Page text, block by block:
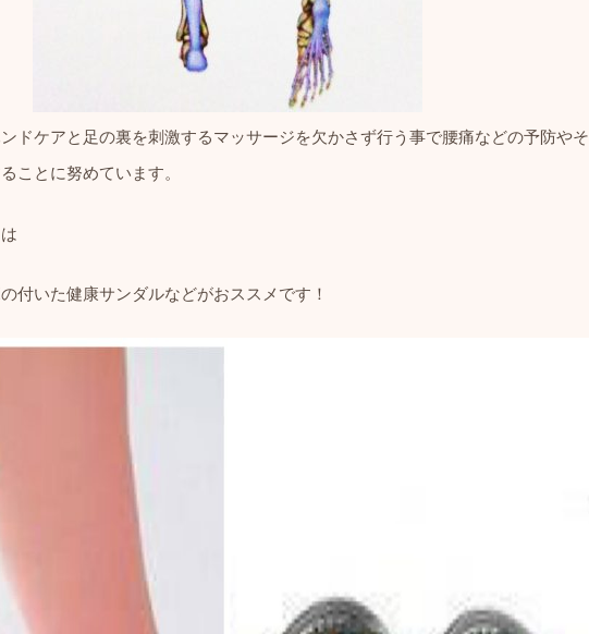
ドケアと足の裏を刺激するマッサージを欠かさず行う事で腰痛などの予防やそ
ことに努めています。
付いた健康サンダルなどがおススメです！